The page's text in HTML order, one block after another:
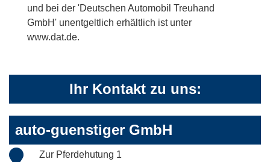
und bei der 'Deutschen Automobil Treuhand
GmbH' unentgeltlich erhältlich ist unter
www.dat.de.
Ihr Kontakt zu uns:
auto-guenstiger GmbH
Zur Pferdehutung 1